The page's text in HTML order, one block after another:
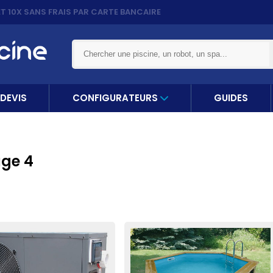
10X SANS FRAIS PAR CARTE BANCAIRE
DEVIS CONFIGURATEURS GUIDES
4